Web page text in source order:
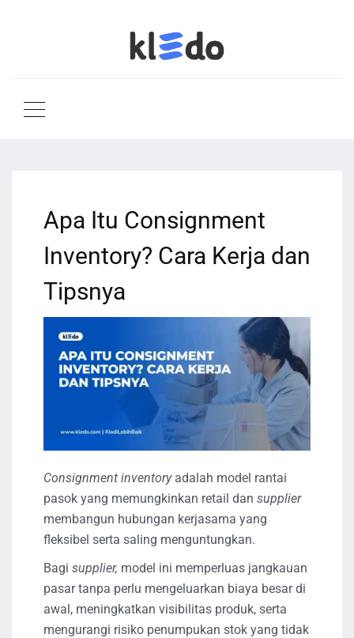
Apa Itu Consignment
Inventory? Cara Kerja dan
Tipsnya
Consignment inventoryadalah model rantai
pasok yang memungkinkan retail dan supplier
membangun hubungan kerjasama yang
fleksibel serta saling menguntungkan.
Bagi supplier, model ini memperluas jangkauan
pasar tanpa perlu mengeluarkan biaya besar di
awal, meningkatkan visibilitas produk, serta
mengurangi risiko penumpukan stok yang tidak